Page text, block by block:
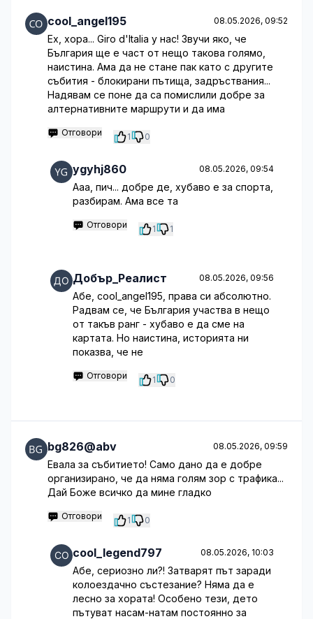
cool_angel195 08.05.2026, 09:52
Ех, хора... Giro d'Italia у нас! Звучи яко, че
България ще е част от нещо такова голямо,
наистина. Ама да не стане пак като с другите
събития - блокирани пътища, задръствания...
Надявам се поне да са помислили добре за
алтернативните маршрути и да има
Отговори 1 0
ygyhj860 08.05.2026, 09:54
Ааа, пич... добре де, хубаво е за спорта,
разбирам. Ама все та
Отговори 1 1
Добър_Реалист 08.05.2026, 09:56
Абе, cool_angel195, права си абсолютно.
Радвам се, че България участва в нещо
от такъв ранг - хубаво е да сме на
картата. Но наистина, историята ни
показва, че не
Отговори 1 0
bg826@abv 08.05.2026, 09:59
Евала за събитието! Само дано да е добре
организирано, че да няма голям зор с трафика...
Дай Боже всичко да мине гладко
Отговори 1 0
cool_legend797 08.05.2026, 10:03
Абе, сериозно ли?! Затварят път заради
колоездачно състезание? Няма да е
лесно за хората! Особено тези, дето
пътуват насам-натам постоянно за